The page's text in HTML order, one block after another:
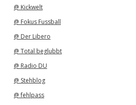
@ Kickwelt
@ Fokus Fussball
@ Der Libero
@ Total beglubbt
@ Radio DU
@ Stehblog
@ fehlpass